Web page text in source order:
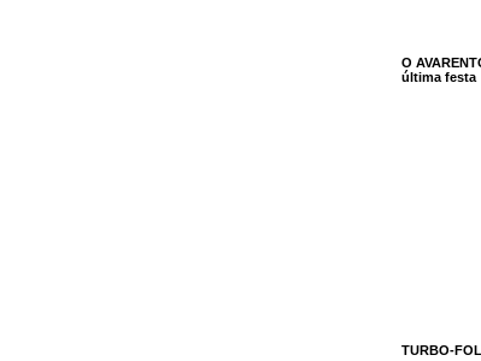
O
última festa
TURBO-